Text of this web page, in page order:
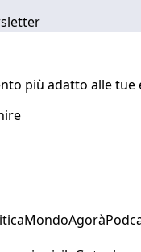
più adatto alle
MondoAgorà